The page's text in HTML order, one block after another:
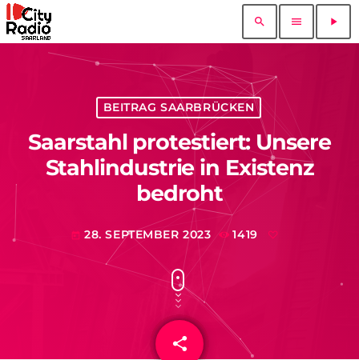
search menu play_arrow
BEITRAG SAARBRÜCKEN
Saarstahl protestiert: Unsere
Stahlindustrie in Existenz
bedroht
today 28. SEPTEMBER 2023 1419
share
email